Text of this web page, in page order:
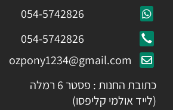
054-5742826
054-5742826
ozpony1234@gmail.com
כתובת החנות : פסטר 6 רמלה
(לייד אולמי קליפסו)